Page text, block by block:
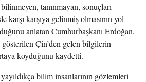
bilinmeyen, tanınmayan, sonuçları
karşı karşıya gelinmiş olmasının yol
anlatan Cumhurbaşkanı Erdoğan,
Çin’den gelen bilgilerin
koyduğunu kaydetti.
bilim insanlarının gözlemleri